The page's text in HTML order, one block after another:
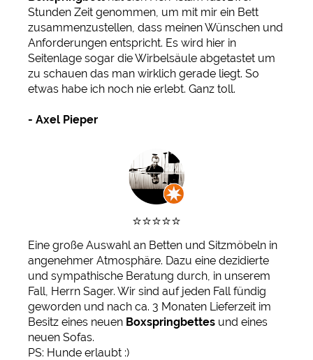
Stunden Zeit genommen, um mit mir ein Bett
zusammenzustellen, dass meinen Wünschen und
Anforderungen entspricht. Es wird hier in
Seitenlage sogar die Wirbelsäule abgetastet um
zu schauen das man wirklich gerade liegt. So
etwas habe ich noch nie erlebt. Ganz toll.
- Axel Pieper
⭐️⭐️⭐️⭐️⭐️
Eine große Auswahl an Betten und Sitzmöbeln in
angenehmer Atmosphäre. Dazu eine dezidierte
und sympathische Beratung durch, in unserem
Fall, Herrn Sager. Wir sind auf jeden Fall fündig
geworden und nach ca. 3 Monaten Lieferzeit im
Besitz eines neuen Boxspringbettes und eines
neuen Sofas.
PS: Hunde erlaubt :)